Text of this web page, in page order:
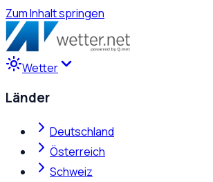
Zum Inhalt springen
Wetter
Länder
Deutschland
Österreich
Schweiz